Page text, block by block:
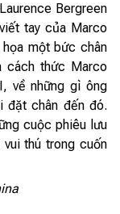
Bergreen
tay của Marco
một bức chân
cách thức Marco
về những gì ông
đặt chân đến đó.
cuộc phiêu lưu
thú trong cuốn